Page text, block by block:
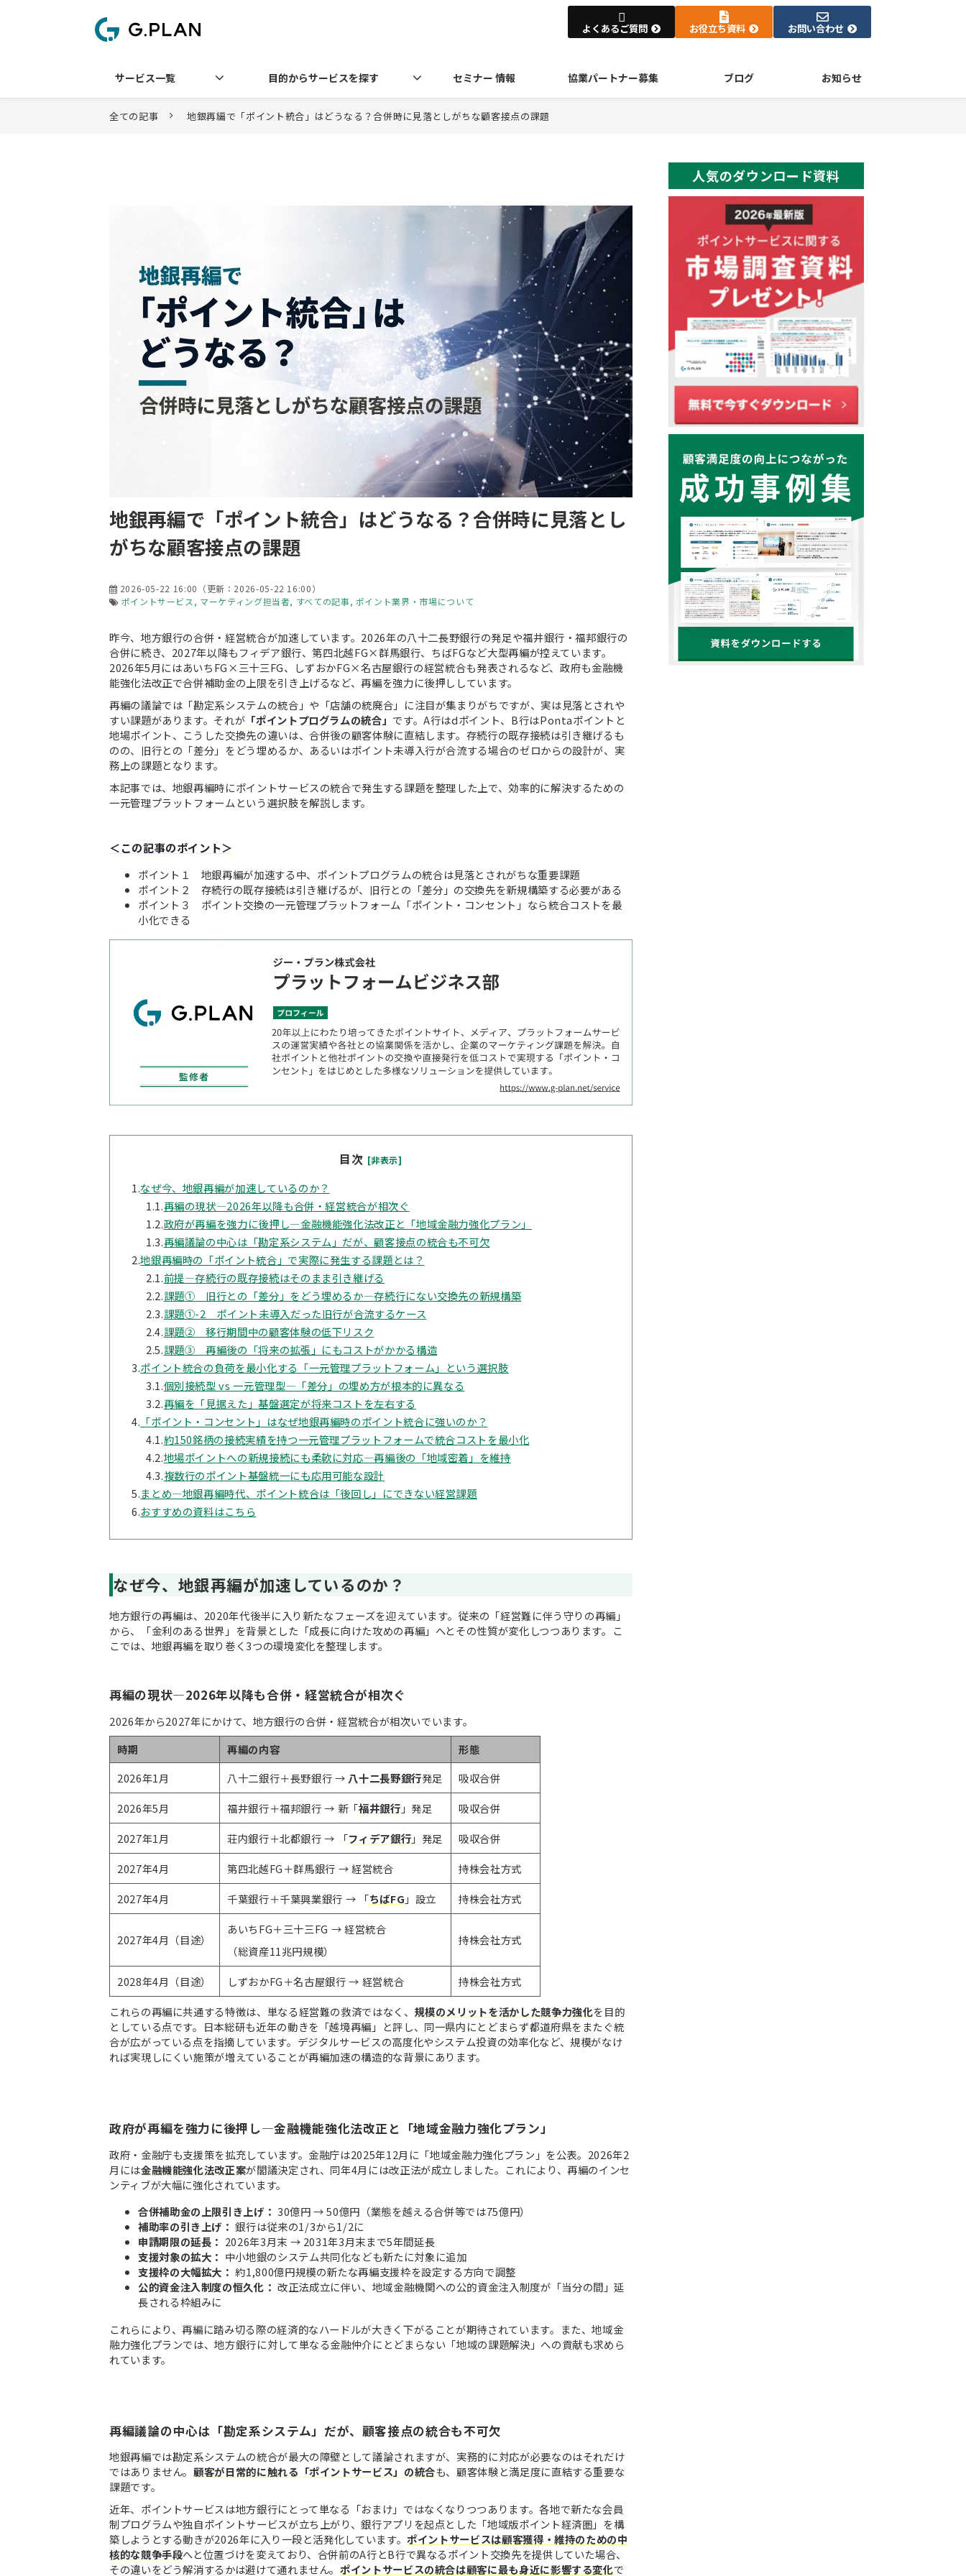
よくあるご質問 お役立ち資料 お問い合わせ
サービス一覧 目的からサービスを探す セミナー 情報 協業パートナー募集 ブログ お知らせ
全ての記事 地銀再編で「ポイント統合」はどうなる？合併時に見落としがちな顧客接点の課題
地銀再編で「ポイント統合」はどうなる？合併時に見落とし
がちな顧客接点の課題
2026-05-22 16:00 （更新： 2026-05-22 16:00）
ポイントサービス
マーケティング担当者 すべての記事 ポイント業界・市場について
昨今、地方銀行の合併・経営統合が加速しています。2026年の八十二長野銀行の発足や福井銀行・福邦銀行の
合併に続き、2027年以降もフィデア銀行、第四北越FG×群馬銀行、ちばFGなど大型再編が控えています。
2026年5月にはあいちFG×三十三FG、しずおかFG×名古屋銀行の経営統合も発表されるなど、政府も金融機
能強化法改正で合併補助金の上限を引き上げるなど、再編を強力に後押ししています。
再編の議論では「勘定系システムの統合」や「店舗の統廃合」に注目が集まりがちですが、実は見落とされや
すい課題があります。それが 「ポイントプログラムの統合」です。A行はdポイント、B行はPontaポイントと
地場ポイント、こうした交換先の違いは、合併後の顧客体験に直結します。存続行の既存接続は引き継げるも
のの、旧行との「差分」をどう埋めるか、あるいはポイント未導入行が合流する場合のゼロからの設計が、実
務上の課題となります。
本記事では、地銀再編時にポイントサービスの統合で発生する課題を整理した上で、効率的に解決するための
一元管理プラットフォームという選択肢を解説します。
＜この記事のポイント＞
ポイント１ 地銀再編が加速する中、ポイントプログラムの統合は見落とされがちな重要課題
ポイント２ 存続行の既存接続は引き継げるが、旧行との「差分」の交換先を新規構築する必要がある
ポイント３ ポイント交換の一元管理プラットフォーム「ポイント・コンセント」なら統合コストを最
小化できる
目次 [非表示]
1.なぜ今、地銀再編が加速しているのか？
1.1.再編の現状—2026年以降も合併・経営統合が相次ぐ
1.2.政府が再編を強力に後押し—金融機能強化法改正と「地域金融力強化プラン」
1.3.再編議論の中心は「勘定系システム」だが、顧客接点の統合も不可欠
2.地銀再編時の「ポイント統合」で実際に発生する課題とは？
2.1.前提—存続行の既存接続はそのまま引き継げる
2.2.課題① 旧行との「差分」をどう埋めるか—存続行にない交換先の新規構築
2.3.課題①-2 ポイント未導入だった旧行が合流するケース
2.4.課題② 移行期間中の顧客体験の低下リスク
2.5.課題③ 再編後の「将来の拡張」にもコストがかかる構造
3.ポイント統合の負荷を最小化する「一元管理プラットフォーム」という選択肢
3.1.個別接続型 vs 一元管理型—「差分」の埋め方が根本的に異なる
3.2.再編を「見据えた」基盤選定が将来コストを左右する
4. 「ポイント・コンセント」はなぜ地銀再編時のポイント統合に強いのか？
4.1.約150銘柄の接続実績を持つ一元管理プラットフォームで統合コストを最小化
4.2.地場ポイントへの新規接続にも柔軟に対応—再編後の「地域密着」を維持
4.3.複数行のポイント基盤統一にも応用可能な設計
5.まとめ—地銀再編時代、ポイント統合は「後回し」にできない経営課題
6.おすすめの資料はこちら
なぜ今、地銀再編が加速しているのか？
地方銀行の再編は、2020年代後半に入り新たなフェーズを迎えています。従来の「経営難に伴う守りの再編」
から、「金利のある世界」を背景とした「成長に向けた攻めの再編」へとその性質が変化しつつあります。こ
こでは、地銀再編を取り巻く3つの環境変化を整理します。
再編の現状—2026年以降も合併・経営統合が相次ぐ
2026年から2027年にかけて、地方銀行の合併・経営統合が相次いでいます。
時期
再編の内容
形態
2026年1月
八十二銀行＋長野銀行 → 八十二長野銀行発足
吸収合併
2026年5月
福井銀行＋福邦銀行 → 新「福井銀行 」発足
吸収合併
2027年1月
荘内銀行＋北都銀行 → 「フィデア銀行」発足
吸収合併
2027年4月
第四北越FG＋群馬銀行 → 経営統合
持株会社方式
2027年4月
千葉銀行＋千葉興業銀行 → 「ちばFG 」設立 持株会社方式
2027年4月（目途）
あいちFG＋三十三FG → 経営統合
（総資産11兆円規模）
持株会社方式
2028年4月（目途） しずおかFG＋名古屋銀行 → 経営統合
持株会社方式
これらの再編に共通する特徴は、単なる経営難の救済ではなく、 規模のメリットを活かした競争力強化を目的
としている点です。日本総研も近年の動きを「越境再編」と評し、同一県内にとどまらず都道府県をまたぐ統
合が広がっている点を指摘しています。デジタルサービスの高度化やシステム投資の効率化など、規模がなけ
れば実現しにくい施策が増えていることが再編加速の構造的な背景にあります。
政府が再編を強力に後押し—金融機能強化法改正と「地域金融力強化プラン」
政府・金融庁も支援策を拡充しています。金融庁は2025年12月に「地域金融力強化プラン」を公表。2026年2
月には金融機能強化法改正案が閣議決定され、同年4月には改正法が成立しました。これにより、再編のインセ
ンティブが大幅に強化されています。
合併補助金の上限引き上げ： 30億円 → 50億円（業態を越える合併等では75億円）
補助率の引き上げ： 銀行は従来の1/3から1/2に
申請期限の延長： 2026年3月末 → 2031年3月末まで5年間延長
支援対象の拡大： 中小地銀のシステム共同化なども新たに対象に追加
支援枠の大幅拡大： 約1,800億円規模の新たな再編支援枠を設定する方向で調整
公的資金注入制度の恒久化： 改正法成立に伴い、地域金融機関への公的資金注入制度が「当分の間」延
長される枠組みに
これらにより、再編に踏み切る際の経済的なハードルが大きく下がることが期待されています。また、地域金
融力強化プランでは、地方銀行に対して単なる金融仲介にとどまらない「地域の課題解決」への貢献も求めら
れています。
再編議論の中心は「勘定系システム」だが、顧客接点の統合も不可欠
地銀再編では勘定系システムの統合が最大の障壁として議論されますが、実務的に対応が必要なのはそれだけ
ではありません。顧客が日常的に触れる「ポイントサービス」の統合も、顧客体験と満足度に直結する重要な
課題です。
近年、ポイントサービスは地方銀行にとって単なる「おまけ」ではなくなりつつあります。各地で新たな会員
制プログラムや独自ポイントサービスが立ち上がり、銀行アプリを起点とした「地域版ポイント経済圏」を構
築しようとする動きが2026年に入り一段と活発化しています。ポイントサービスは顧客獲得・維持のための中
核的な競争手段へと位置づけを変えており、合併前のA行とB行で異なるポイント交換先を提供していた場合、
その違いをどう解消するかは避けて通れません。ポイントサービスの統合は顧客に最も身近に影響する変化で
人気のダウンロード資料